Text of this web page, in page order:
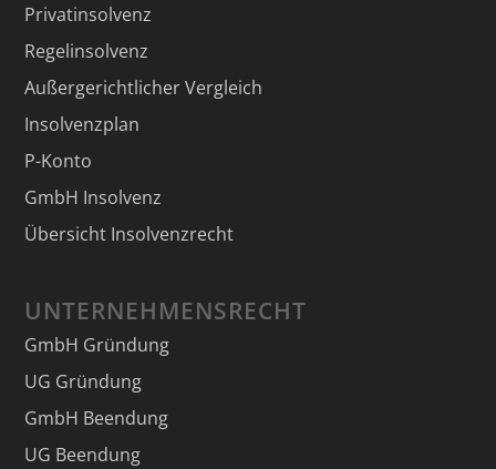
Privatinsolvenz
Regelinsolvenz
Außergerichtlicher Vergleich
Insolvenzplan
P-Konto
GmbH Insolvenz
Übersicht Insolvenzrecht
UNTERNEHMENSRECHT
GmbH Gründung
UG Gründung
GmbH Beendung
UG Beendung